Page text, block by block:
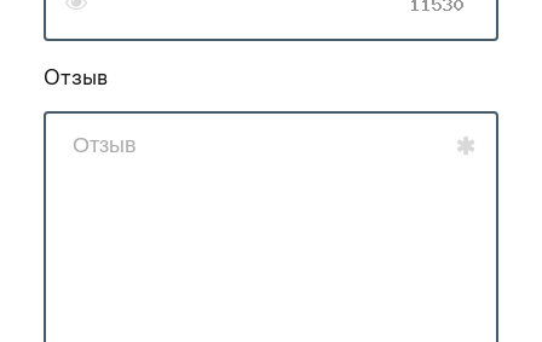
Отзыв